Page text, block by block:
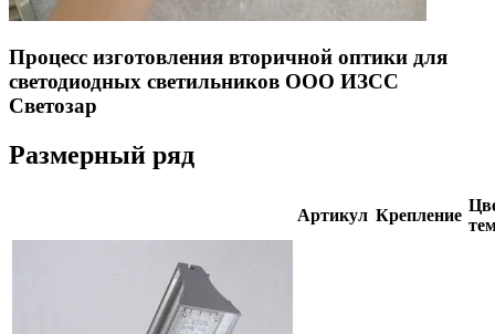
Процесс изготовления вторичной оптики для
светодиодных светильников ООО ИЗСС
Светозар
Размерный ряд
Артикул Крепление